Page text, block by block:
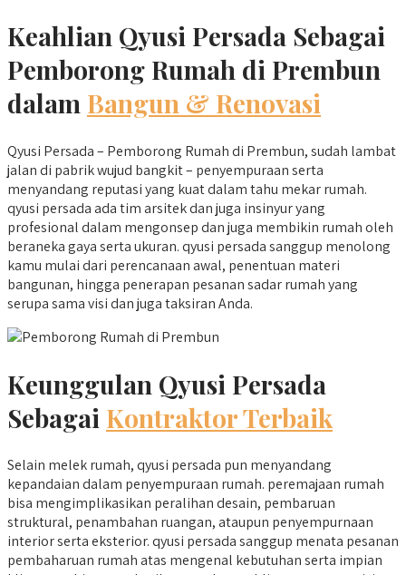
Keahlian Qyusi Persada Sebagai
Pemborong Rumah di Prembun
dalam Bangun & Renovasi
Qyusi Persada – Pemborong Rumah di Prembun, sudah lambat
jalan di pabrik wujud bangkit – penyempuraan serta
menyandang reputasi yang kuat dalam tahu mekar rumah.
qyusi persada ada tim arsitek dan juga insinyur yang
profesional dalam mengonsep dan juga membikin rumah oleh
beraneka gaya serta ukuran. qyusi persada sanggup menolong
kamu mulai dari perencanaan awal, penentuan materi
bangunan, hingga penerapan pesanan sadar rumah yang
serupa sama visi dan juga taksiran Anda.
Keunggulan Qyusi Persada
Sebagai Kontraktor Terbaik
Selain melek rumah, qyusi persada pun menyandang
kepandaian dalam penyempuraan rumah. peremajaan rumah
bisa mengimplikasikan peralihan desain, pembaruan
struktural, penambahan ruangan, ataupun penyempurnaan
interior serta eksterior. qyusi persada sanggup menata pesanan
pembaharuan rumah atas mengenal kebutuhan serta impian